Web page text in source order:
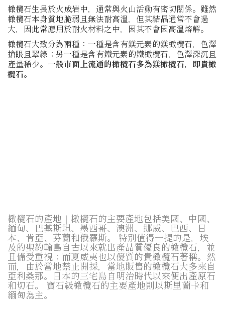
橄欖石生長於火成岩中，通常與火山活動有密切關係。雖然
橄欖石本身質地脆弱且無法耐高溫，但其結晶通常不會過
大，因此常應用於耐火材料之中，因其不會因高溫熔解。
橄欖石大致分為兩種：一種是含有鎂元素的鎂橄欖石，色澤
搶眼且翠綠；另一種是含有鐵元素的鐵橄欖石，色澤深沉且
產量稀少。 一般市面上流通的橄欖石多為鎂橄欖石，即貴橄
欖石。
橄欖石的產地｜橄欖石的主要產地包括美國、中國、
緬甸、巴基斯坦、墨西哥、澳洲、挪威、巴西、日
本、肯亞、芬蘭和俄羅斯。 特別值得一提的是，埃
及的聖約翰島自古以來就出產品質優良的橄欖石，並
且備受重視；而夏威夷也以優質的貴橄欖石著稱。然
而，由於當地禁止開採，當地販售的橄欖石大多來自
亞利桑那。日本的三宅島自明治時代以來便出產原石
和切石。 寶石級橄欖石的主要產地則以斯里蘭卡和
緬甸為主。